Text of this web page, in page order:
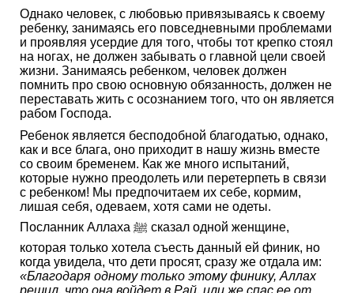
Однако человек, с любовью привязываясь к своему
ребенку, занимаясь его повседневными проблемами
и проявляя усердие для того, чтобы тот крепко стоял
на ногах, не должен забывать о главной цели своей
жизни. Занимаясь ребенком, человек должен
помнить про свою основную обязанность, должен не
переставать жить с осознанием того, что он является
рабом Господа.
Ребенок является бесподобной благодатью, однако,
как и все блага, оно приходит в нашу жизнь вместе
со своим бременем. Как же много испытаний,
которые нужно преодолеть или перетерпеть в связи
с ребенком! Мы предпочитаем их себе, кормим,
лишая себя, одеваем, хотя сами не одеты.
Посланник Аллаха ﷺ сказал одной женщине,
которая только хотела съесть данный ей финик, но
когда увидела, что дети просят, сразу же отдала им:
«Благодаря одному только этому финику, Аллах